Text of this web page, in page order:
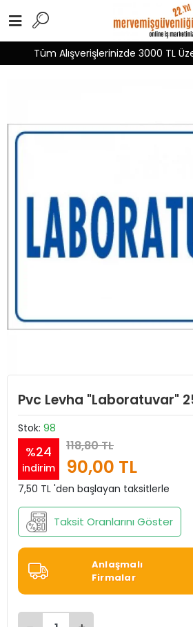
Tüm Alışverişlerinizde 3000 TL
Pvc Levha "Laboratuvar"
Stok: 98
%24
indirim
118,80 TL
90,00 TL
7,50 TL 'den başlayan taksitlerle
Taksit Oranlarını Göster
Anlaşmalı
Firmalar